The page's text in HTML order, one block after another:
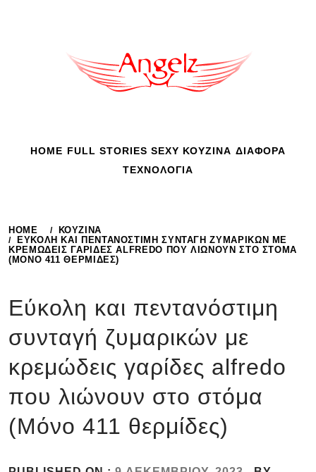
HOME FULL STORIES SEXY ΚΟΥΖΙΝΑ ΔΙΑΦΟΡΑ
ΤΕΧΝΟΛΟΓΙΑ
HOME
ΚΟΥΖΙΝΑ
ΕΎΚΟΛΗ ΚΑΙ ΠΕΝΤΑΝΌΣΤΙΜΗ ΣΥΝΤΑΓΉ ΖΥΜΑΡΙΚΏΝ ΜΕ
ΚΡΕΜΏΔΕΙΣ ΓΑΡΊΔΕΣ ALFREDO ΠΟΥ ΛΙΏΝΟΥΝ ΣΤΟ ΣΤΌΜΑ
(ΜΌΝΟ 411 ΘΕΡΜΊΔΕΣ)
Εύκολη και πεντανόστιμη
συνταγή ζυμαρικών με
κρεμώδεις γαρίδες alfredo
που λιώνουν στο στόμα
(Μόνο 411 θερμίδες)